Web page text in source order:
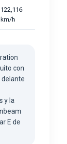
122,116
km/h
con
delante
y la
E de